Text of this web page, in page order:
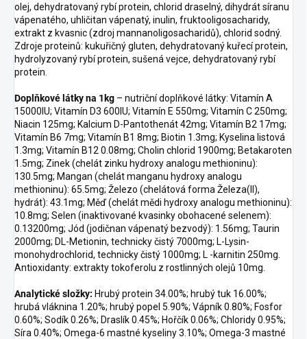
olej, dehydratovaný rybí protein, chlorid draselný, dihydrát síranu
vápenatého, uhličitan vápenatý, inulin, fruktooligosacharidy,
extrakt z kvasnic (zdroj mannanoligosacharidů), chlorid sodný.
Zdroje proteinů: kukuřičný gluten, dehydratovaný kuřecí protein,
hydrolyzovaný rybí protein, sušená vejce, dehydratovaný rybí
protein.
Doplňkové látky na 1kg – nutriční doplňkové látky: Vitamín A
15000IU; Vitamín D3 600IU; Vitamín E 550mg; Vitamín C 250mg;
Niacin 125mg; Kalcium D-Pantothenát 42mg; Vitamín B2 17mg;
Vitamín B6 7mg; Vitamín B1 8mg; Biotin 1.3mg; Kyselina listová
1.3mg; Vitamín B12 0.08mg; Cholin chlorid 1900mg; Betakaroten
1.5mg; Zinek (chelát zinku hydroxy analogu methioninu):
130.5mg; Mangan (chelát manganu hydroxy analogu
methioninu): 65.5mg; Železo (chelátová forma Železa(II),
hydrát): 43.1mg; Měď (chelát mědi hydroxy analogu methioninu):
10.8mg; Selen (inaktivované kvasinky obohacené selenem):
0.13200mg; Jód (jodičnan vápenatý bezvodý): 1.56mg; Taurin
2000mg; DL-Metionin, technicky čistý 7000mg; L-Lysin-
monohydrochlorid, technicky čistý 1000mg; L -karnitin 250mg.
Antioxidanty: extrakty tokoferolu z rostlinných olejů 10mg.
Analytické složky: Hrubý protein 34.00%; hrubý tuk 16.00%;
hrubá vláknina 1.20%; hrubý popel 5.90%; Vápník 0.80%; Fosfor
0.60%; Sodík 0.26%; Draslík 0.45%; Hořčík 0.06%; Chloridy 0.95%;
Síra 0.40%; Omega-6 mastné kyseliny 3.10%; Omega-3 mastné